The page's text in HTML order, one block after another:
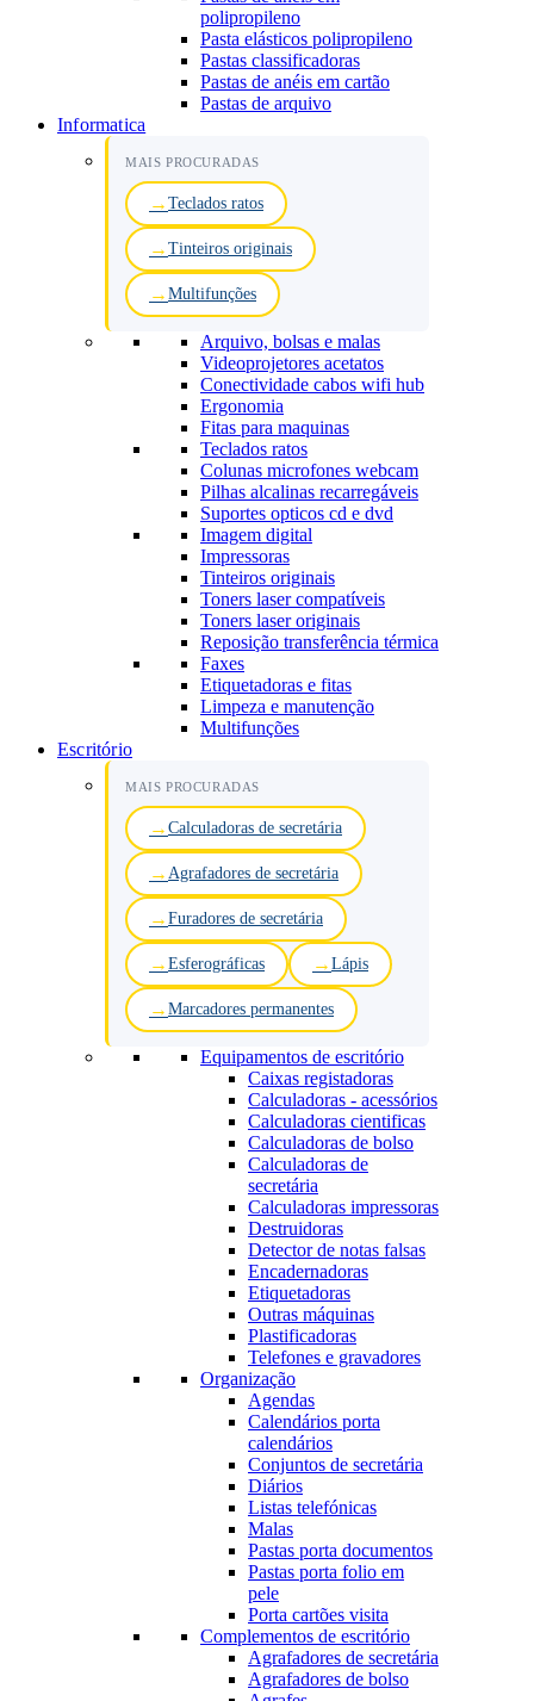
polipropileno
Pasta elásticos polipropileno
Pastas classificadoras
Pastas de anéis em cartão
Pastas de arquivo
Informatica
MAIS PROCURADAS
Teclados ratos
Tinteiros originais
Multifunções
Arquivo, bolsas e malas
Videoprojetores acetatos
Conectividade cabos wifi hub
Ergonomia
Fitas para maquinas
Teclados ratos
Colunas microfones webcam
Pilhas alcalinas recarregáveis
Suportes opticos cd e dvd
Imagem digital
Impressoras
Tinteiros originais
Toners laser compatíveis
Toners laser originais
Reposição transferência térmica
Faxes
Etiquetadoras e fitas
Limpeza e manutenção
Multifunções
Escritório
MAIS PROCURADAS
Calculadoras de secretária
Agrafadores de secretária
Furadores de secretária
Esferográficas Lápis
Marcadores permanentes
Equipamentos de escritório
Caixas registadoras
Calculadoras - acessórios
Calculadoras cientificas
Calculadoras de bolso
Calculadoras de
secretária
Calculadoras impressoras
Destruidoras
Detector de notas falsas
Encadernadoras
Etiquetadoras
Outras máquinas
Plastificadoras
Telefones e gravadores
Organização
Agendas
Calendários porta
calendários
Conjuntos de secretária
Diários
Listas telefónicas
Malas
Pastas porta documentos
Pastas porta folio em
pele
Porta cartões visita
Complementos de escritório
Agrafadores de secretária
Agrafadores de bolso